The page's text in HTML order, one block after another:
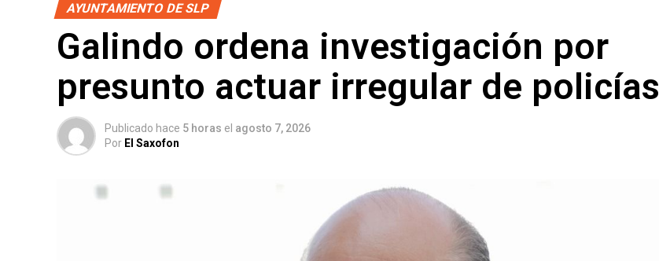
AYUNTAMIENTO DE SLP
Galindo ordena investigación por
presunto actuar irregular de policías
Publicado hace 5 horas el agosto 7, 2026
Por El Saxofon